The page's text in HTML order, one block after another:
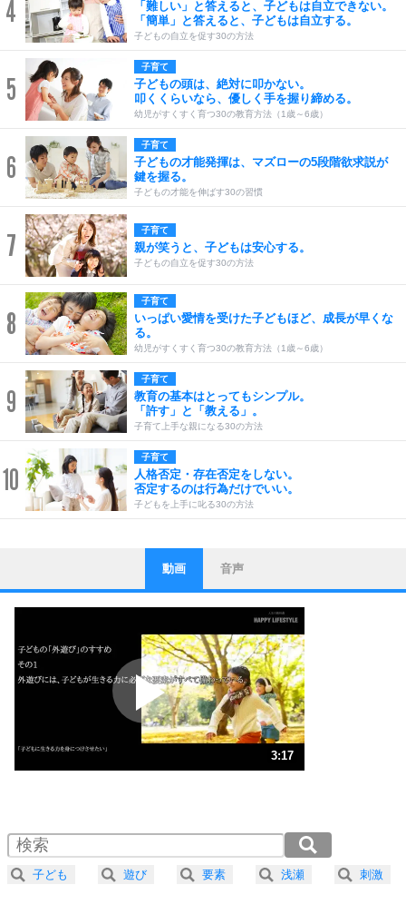
4
「難しい」と答えると、子どもは自立できない。
「簡単」と答えると、子どもは自立する。
子どもの自立を促す30の方法
5
子育て
子どもの頭は、絶対に叩かない。
叩くくらいなら、優しく手を握り締める。
幼児がすくすく育つ30の教育方法（1歳～6歳）
6
子育て
子どもの才能発揮は、マズローの5段階欲求説が
鍵を握る。
子どもの才能を伸ばす30の習慣
7 子育て
親が笑うと、子どもは安心する。
子どもの自立を促す30の方法
8
子育て
いっぱい愛情を受けた子どもほど、成長が早くな
る。
幼児がすくすく育つ30の教育方法（1歳～6歳）
9
子育て
教育の基本はとってもシンプル。
「許す」と「教える」。
子育て上手な親になる30の方法
10
子育て
人格否定・存在否定をしない。
否定するのは行為だけでいい。
子どもを上手に叱る30の方法
1
ストレス対策
他人と比べない。
いっそのこと、他人を見ない。
いらいらしない人になる30の方法
プラス思考
ポジティブになれない原因は、行動しないから。
ポジティブ思考になる30の方法
ストレス対策
人生、なんとかなるもの。
気楽に生きる30の方法
4 器の大きい人は、怒りを優しさで表現する。
動画 音声
3:17
2.0倍速 （386KB 1分38秒）
2.5倍速 （309KB 1分18秒）
3.0倍速 （258KB 1分5秒）
子ども 遊び 要素 浅瀬 刺激